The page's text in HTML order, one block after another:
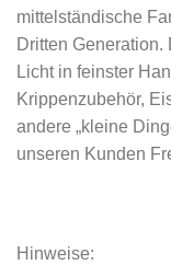
mittelständische
Dritten
Licht in feinster
Krippenzubehör,
andere „kleine
unseren Kunden
Hinweise: